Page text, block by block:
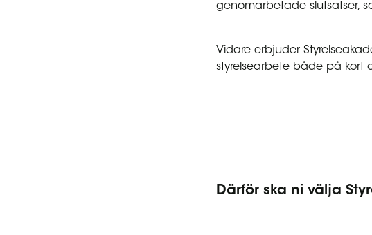
genomarbetade slutsatser,
Vidare erbjuder
styrelsearbete både på kort
Därför ska ni välja